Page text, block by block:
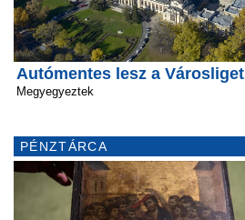
Autómentes lesz a Városliget
Megyegyeztek
PÉNZTÁRCA